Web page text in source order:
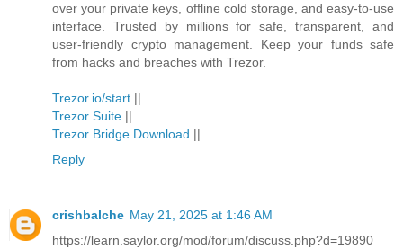
over your private keys, offline cold storage, and easy-to-use
interface. Trusted by millions for safe, transparent, and
user-friendly crypto management. Keep your funds safe
from hacks and breaches with Trezor.
Trezor.io/start ||
Trezor Suite ||
Trezor Bridge Download ||
Reply
crishbalche May 21, 2025 at 1:46 AM
https://learn.saylor.org/mod/forum/discuss.php?d=19890